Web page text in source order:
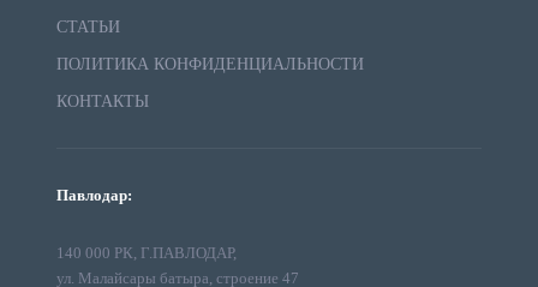
СТАТЬИ
ПОЛИТИКА КОНФИДЕНЦИАЛЬНОСТИ
КОНТАКТЫ
Павлодар:
140 000 РК, Г.ПАВЛОДАР,
ул. Малайсары батыра, строение 47